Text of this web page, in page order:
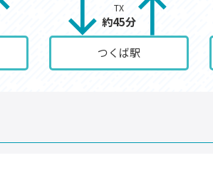
TX
約45分
つくば駅